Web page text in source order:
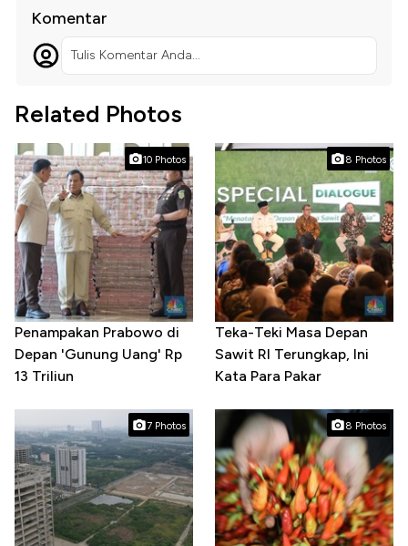
Komentar
Tulis Komentar Anda...
Related Photos
10 Photos
Penampakan Prabowo di
Depan 'Gunung Uang' Rp
13 Triliun
8 Photos
Teka-Teki Masa Depan
Sawit RI Terungkap, Ini
Kata Para Pakar
7 Photos 8 Photos